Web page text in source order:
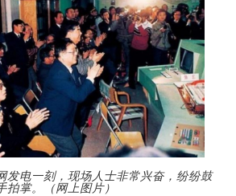
发电一刻，现场人士非常兴奋，纷纷鼓
拍掌。（网上图片）